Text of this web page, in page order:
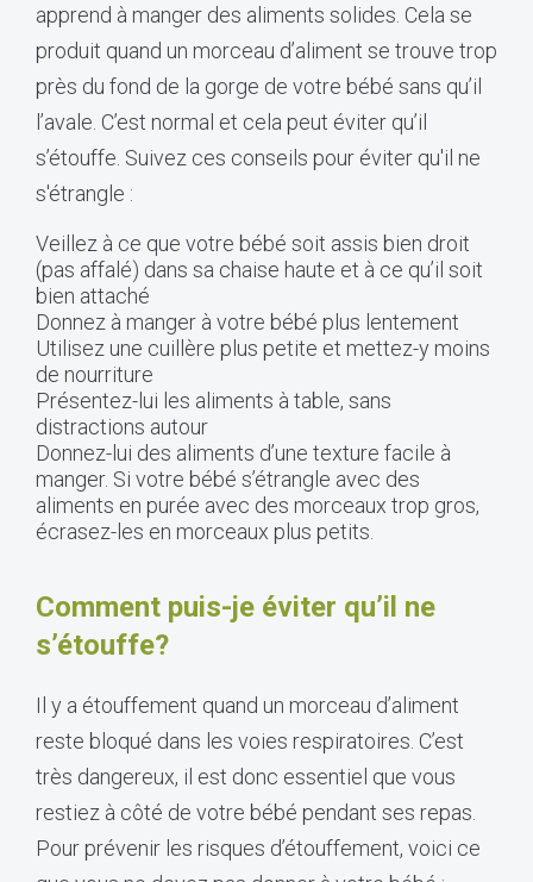
apprend à manger des aliments solides. Cela se
produit quand un morceau d’aliment se trouve trop
près du fond de la gorge de votre bébé sans qu’il
l’avale. C’est normal et cela peut éviter qu’il
s’étouffe. Suivez ces conseils pour éviter qu'il ne
s'étrangle :
Veillez à ce que votre bébé soit assis bien droit
(pas affalé) dans sa chaise haute et à ce qu’il soit
bien attaché
Donnez à manger à votre bébé plus lentement
Utilisez une cuillère plus petite et mettez-y moins
de nourriture
Présentez-lui les aliments à table, sans
distractions autour
Donnez-lui des aliments d’une texture facile à
manger. Si votre bébé s’étrangle avec des
aliments en purée avec des morceaux trop gros,
écrasez-les en morceaux plus petits.
Comment puis-je éviter qu’il ne
s’étouffe?
Il y a étouffement quand un morceau d’aliment
reste bloqué dans les voies respiratoires. C’est
très dangereux, il est donc essentiel que vous
restiez à côté de votre bébé pendant ses repas.
Pour prévenir les risques d’étouffement, voici ce